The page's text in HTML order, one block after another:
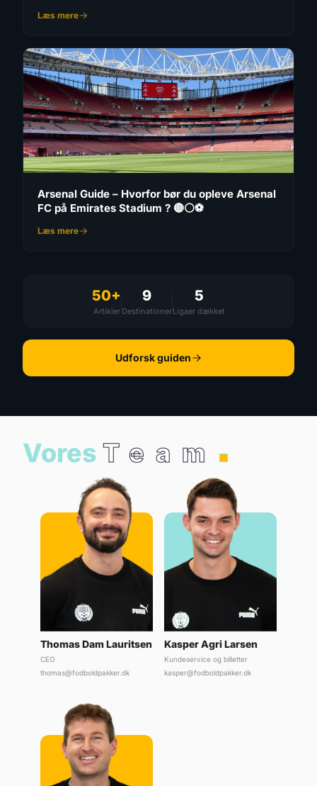
Læs mere
Arsenal Guide – Hvorfor bør du opleve Arsenal
FC på Emirates Stadium ? 🔴⚪⚽
Læs mere
50+
Artikler
9
Destinationer
5
Ligaer dækket
Udforsk guiden
Vores Team
Thomas Dam Lauritsen
CEO
thomas@fodboldpakker.dk
Kasper Agri Larsen
Kundeservice og billetter
kasper@fodboldpakker.dk